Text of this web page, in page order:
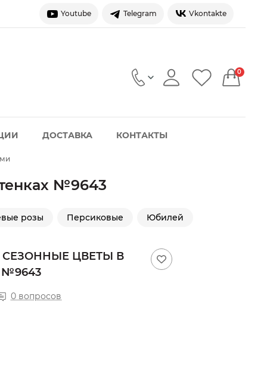
Youtube Telegram Vkontakte
0
ДОСТАВКА КОНТАКТЫ
№9643
розы Персиковые Юбилей
ЦВЕТЫ В
0 вопросов